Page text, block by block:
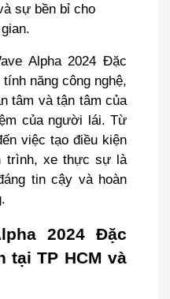
sự bền bỉ cho
Alpha 2024 Đặc
năng công nghệ,
tâm và tận tâm của
của người lái. Từ
việc tạo điều kiện
trình, xe thực sự là
tin cậy và hoàn
2024 Đặc
tại TP HCM và